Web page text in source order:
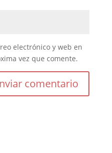
electrónico y web en
vez que comente.